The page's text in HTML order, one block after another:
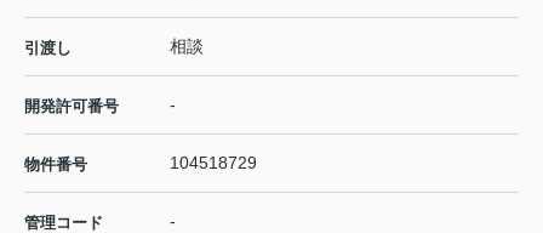
引渡し 相談
開発許可番号 -
物件番号 104518729
管理コード -